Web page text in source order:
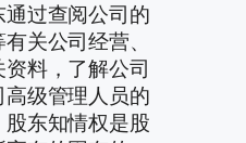
过查阅公司的
关公司经营、
料，了解公司
级管理人员的
东知情权是股